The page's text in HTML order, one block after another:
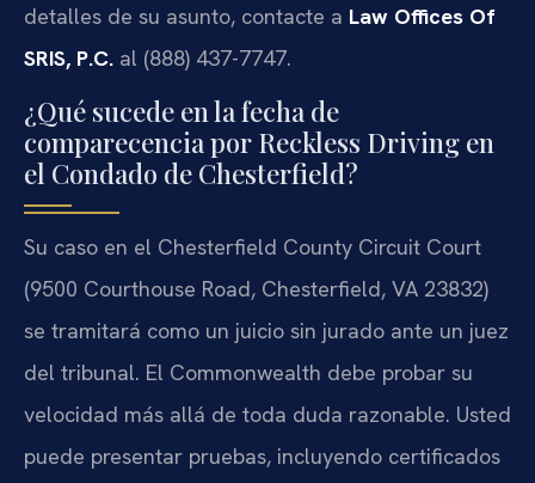
detalles de su asunto, contacte a Law Offices Of
SRIS, P.C. al (888) 437-7747.
¿Qué sucede en la fecha de
comparecencia por Reckless Driving en
el Condado de Chesterfield?
Su caso en el Chesterfield County Circuit Court
(9500 Courthouse Road, Chesterfield, VA 23832)
se tramitará como un juicio sin jurado ante un juez
del tribunal. El Commonwealth debe probar su
velocidad más allá de toda duda razonable. Usted
puede presentar pruebas, incluyendo certificados